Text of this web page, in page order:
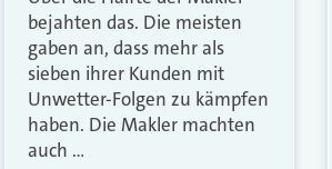
bejahten das. Die meisten
gaben an, dass mehr als
sieben ihrer Kunden mit
Unwetter-Folgen zu kämpfen
haben. Die Makler machten
auch …